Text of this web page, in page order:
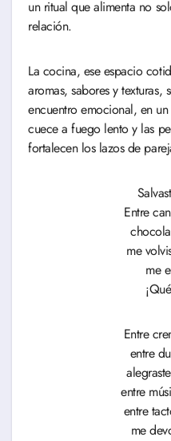
un ritual que alimenta no
relación.
La cocina, ese espacio
aromas, sabores y
encuentro emocional, en
cuece a fuego lento y las
fortalecen los lazos de
Entre
me
me
Entre
entre
entre
entre
me